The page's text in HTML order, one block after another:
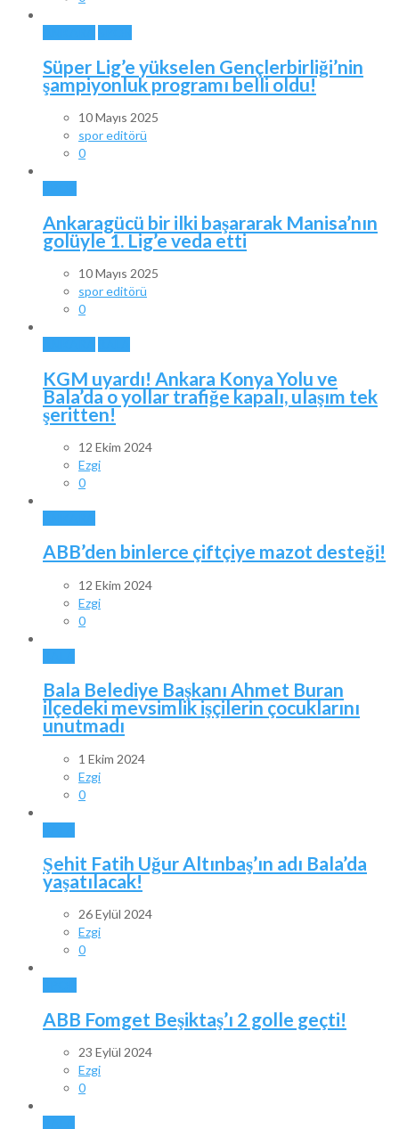
Süper Lig’e yükselen Gençlerbirliği’nin
şampiyonluk programı belli oldu!
10 Mayıs 2025
spor editörü
0
Ankaragücü bir ilki başararak Manisa’nın
golüyle 1. Lig’e veda etti
10 Mayıs 2025
spor editörü
0
KGM uyardı! Ankara Konya Yolu ve
Bala’da o yollar trafiğe kapalı, ulaşım tek
şeritten!
12 Ekim 2024
Ezgi
0
ABB’den binlerce çiftçiye mazot desteği!
12 Ekim 2024
Ezgi
0
Bala Belediye Başkanı Ahmet Buran
ilçedeki mevsimlik işçilerin çocuklarını
unutmadı
1 Ekim 2024
Ezgi
0
Şehit Fatih Uğur Altınbaş’ın adı Bala’da
yaşatılacak!
26 Eylül 2024
Ezgi
0
ABB Fomget Beşiktaş’ı 2 golle geçti!
23 Eylül 2024
Ezgi
0